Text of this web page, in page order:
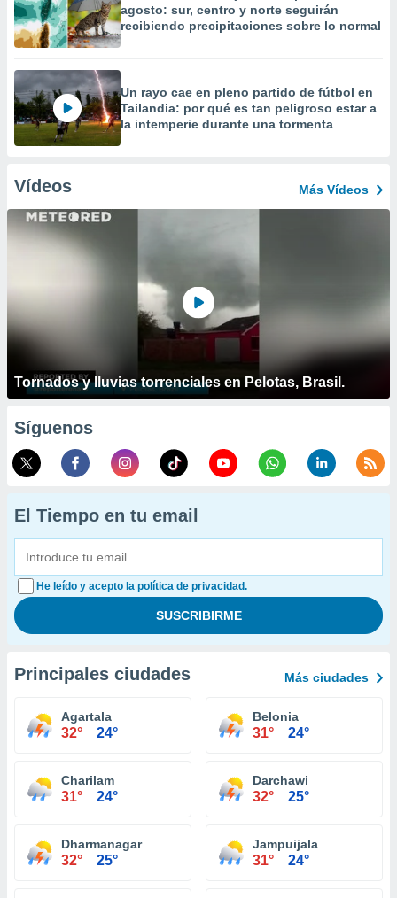
agosto: sur, centro y norte seguirán
recibiendo precipitaciones sobre lo normal
Un rayo cae en pleno partido de fútbol en
Tailandia: por qué es tan peligroso estar a
la intemperie durante una tormenta
Vídeos Más Vídeos
Tornados y lluvias torrenciales en Pelotas, Brasil.
Síguenos
El Tiempo en tu email
He leído y acepto la política de privacidad.
Principales ciudades Más ciudades
Agartala
32° 24°
Belonia
31° 24°
Charilam
31° 24°
Darchawi
32° 25°
Dharmanagar
32° 25°
Jampuijala
31° 24°